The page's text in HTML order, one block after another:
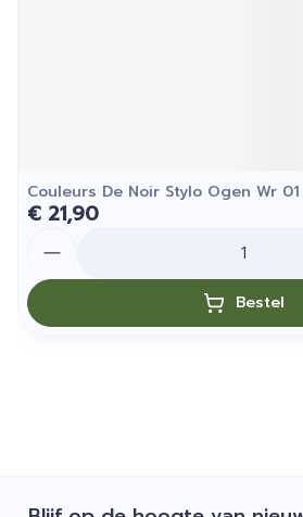
Couleurs De Noir Stylo Ogen Wr
€ 21,90
Bestel